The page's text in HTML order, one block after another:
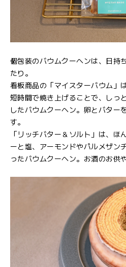
個包装のバウムクーヘンは、日持
たり。
看板商品の「マイスターバウム」
短時間で焼き上げることで、しっ
したバウムクーヘン。卵とバター
す。
「リッチバター＆ソルト」は、ほ
ーと塩、アーモンドやパルメザン
ったバウムクーヘン。お酒のお供